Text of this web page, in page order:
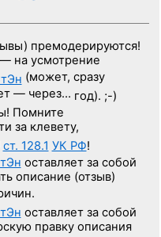
премодерируются!
на усмотрение
(может, сразу
— через… год). ;-)
Помните
за клевету,
ст. 128.1 УК РФ!
оставляет за собой
описание (отзыв)
оставляет за собой
правку описания